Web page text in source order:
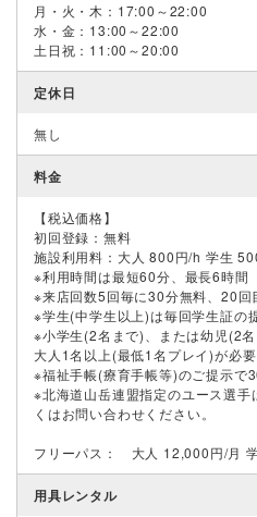
月・火・木：17:00～22:00
水・金：13:00～22:00
土日祝：11:00～20:00
定休日
無し
料金
【税込価格】
初回登録：無料
施設利用料：大人 800円/h 学生
※利用時間は最短60分、最⾧6時間
※来店回数5回毎に30分無料、20回
※学生(中学生以上)は毎回学生証の
※小学生(2名まで)、または幼児(2
大人1名以上(最低1名プレイ)が必要
※福祉手帳(療育手帳等)のご提示で
※北海道山岳連盟指定のユース選手
くはお問い合わせください。
フリーパス： 大人 12,000円/月
用具レンタル